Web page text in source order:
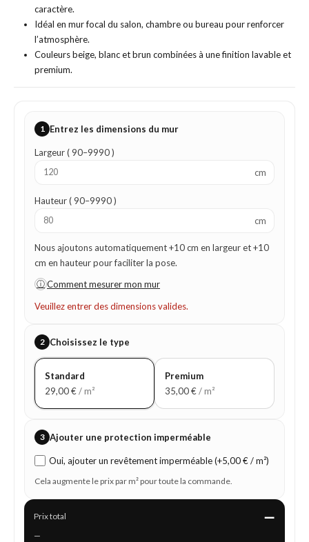
caractère.
Idéal en mur focal du salon, chambre ou bureau pour renforcer
l’atmosphère.
Couleurs beige, blanc et brun combinées à une finition lavable et
premium.
1 Entrez les dimensions du mur
Largeur ( 90–9990 )
cm
Hauteur ( 90–9990 )
cm
Nous ajoutons automatiquement +10 cm en largeur et +10
cm en hauteur pour faciliter la pose.
ⓘ Comment mesurer mon mur
Veuillez entrer des dimensions valides.
2 Choisissez le type
Standard
29,00€/ m²
Premium
35,00€/ m²
3 Ajouter une protection imperméable
Oui, ajouter un revêtement imperméable (+5,00 € / m²)
Cela augmente le prix par m² pour toute la commande.
Prix total —
—